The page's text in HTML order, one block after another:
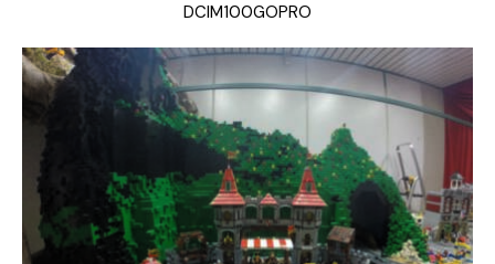
DCIM100GOPRO